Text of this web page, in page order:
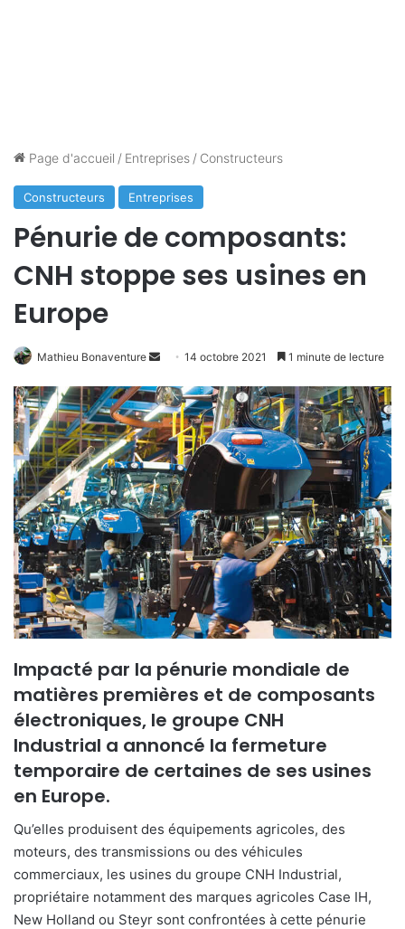
Page d'accueil / Entreprises / Constructeurs
Constructeurs Entreprises
Pénurie de composants:
CNH stoppe ses usines en
Europe
Mathieu Bonaventure
Envoyer
courriel
14 octobre 2021 1 minute de lecture
Impacté par la pénurie mondiale de
matières premières et de composants
électroniques, le groupe CNH
Industrial a annoncé la fermeture
temporaire de certaines de ses usines
en Europe.
Qu’elles produisent des équipements agricoles, des
moteurs, des transmissions ou des véhicules
commerciaux, les usines du groupe CNH Industrial,
propriétaire notamment des marques agricoles Case IH,
New Holland ou Steyr sont confrontées à cette pénurie